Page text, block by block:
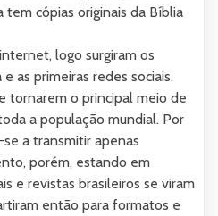
cópias originais da Bíblia
logo surgiram os
as primeiras redes sociais.
tornarem o principal meio de
a população mundial. Por
a transmitir apenas
porém, estando em
e revistas brasileiros se viram
então para formatos e